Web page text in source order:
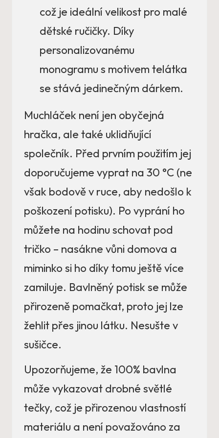
což je ideální velikost pro malé
dětské ručičky. Díky
personalizovanému
monogramu s motivem telátka
se stává jedinečným dárkem.
Muchláček není jen obyčejná
hračka, ale také uklidňující
společník. Před prvním použitím jej
doporučujeme vyprat na 30 °C (ne
však bodově v ruce, aby nedošlo k
poškození potisku). Po vyprání ho
můžete na hodinu schovat pod
tričko – nasákne vůni domova a
miminko si ho díky tomu ještě více
zamiluje. Bavlněný potisk se může
přirozeně pomačkat, proto jej lze
žehlit přes jinou látku. Nesušte v
sušičce.
Upozorňujeme, že 100% bavlna
může vykazovat drobné světlé
tečky, což je přirozenou vlastností
materiálu a není považováno za